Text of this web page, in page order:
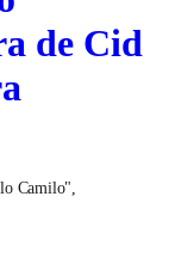
de Cid
Camilo",